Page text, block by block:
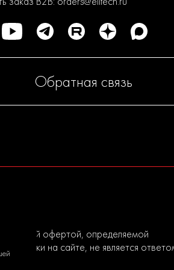
Обратная связь
офертой, определяемой
на сайте, не является